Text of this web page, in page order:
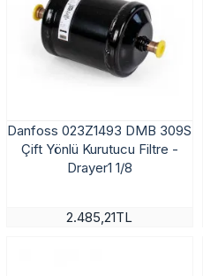
Danfoss 023Z1493 DMB 309S
Çift Yönlü Kurutucu Filtre -
Drayer1 1/8
2.485,21TL